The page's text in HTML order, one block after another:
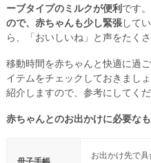
ーブタイプのミルクが便利 です。
ので、赤ちゃんも少し緊張して
ら、「おいしいね」と声をたく
移動時間を赤ちゃんと快適に過
イテムをチェックしておきまし
紹介しますので、参考にしてくだ
赤ちゃんとのお出かけに必要な
お出かけ先で